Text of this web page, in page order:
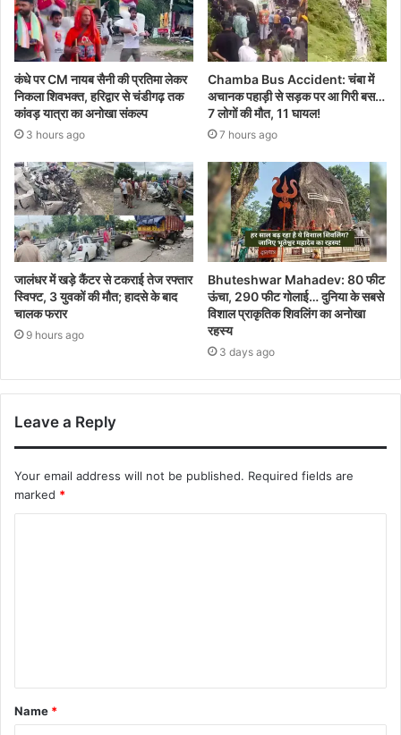
कंधे पर CM नायब सैनी की प्रतिमा लेकर
निकला शिवभक्त, हरिद्वार से चंडीगढ़ तक
कांवड़ यात्रा का अनोखा संकल्प
3 hours ago
Chamba Bus Accident: चंबा में
अचानक पहाड़ी से सड़क पर आ गिरी बस…
7 लोगों की मौत, 11 घायल!
7 hours ago
जालंधर में खड़े कैंटर से टकराई तेज रफ्तार
स्विफ्ट, 3 युवकों की मौत; हादसे के बाद
चालक फरार
9 hours ago
Bhuteshwar Mahadev: 80 फीट
ऊंचा, 290 फीट गोलाई… दुनिया के सबसे
विशाल प्राकृतिक शिवलिंग का अनोखा
रहस्य
3 days ago
Leave a Reply
Your email address will not be published. Required fields are
marked *
Name *